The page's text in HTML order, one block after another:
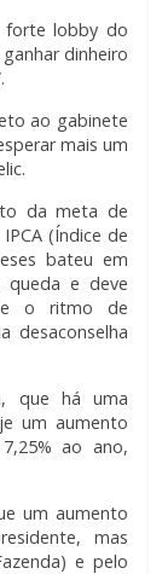
forte lobby do
dinheiro
ao gabinete
mais um
da meta de
(Índice de
bateu em
queda e deve
o ritmo de
desaconselha
que há uma
um aumento
ao ano,
um aumento
mas
e pelo